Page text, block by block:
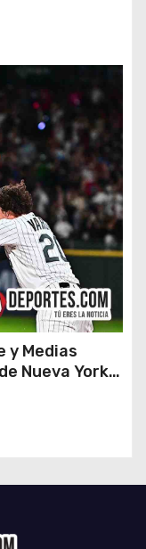
y Medias
Nueva York